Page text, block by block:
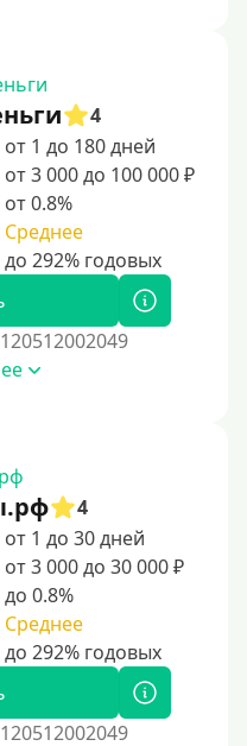
долга
платежей и
4
от 1 до 180 дней
от 3 000 до 100 000 ₽
от 0.8%
Среднее
4
от 1 до 30 дней
от 3 000 до 30 000 ₽
до 0.8%
Среднее